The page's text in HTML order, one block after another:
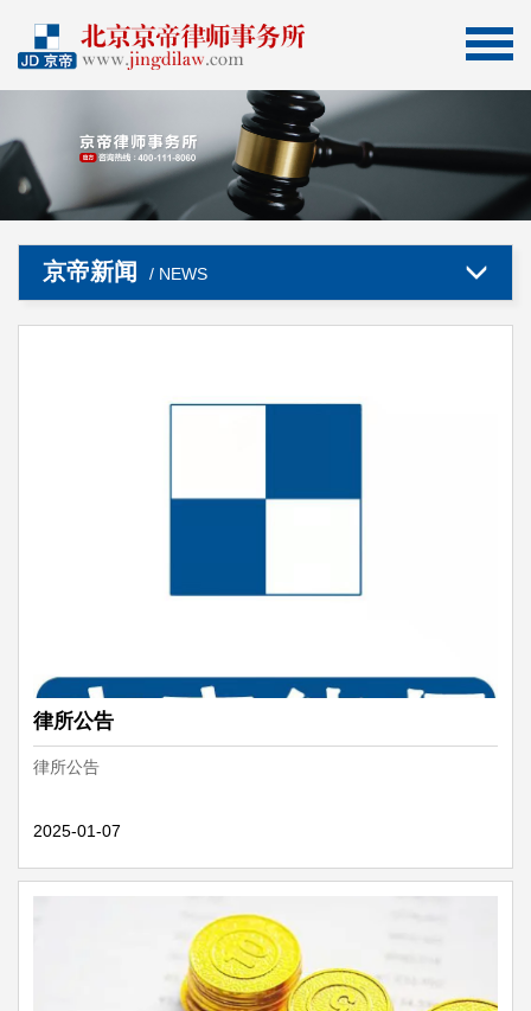
京帝新闻 / NEWS
律所公告
律所公告
2025-01-07